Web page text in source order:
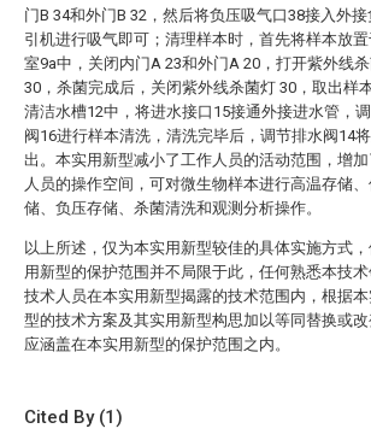
门B 34和外门B 32，然后将负压吸气口38接入外接
引机进行吸气即可；清理样本时，首先将样本放
室9a中，关闭内门A 23和外门A 20，打开紫外线
30，杀菌完成后，关闭紫外线杀菌灯 30，取出样
清洁水槽12中，将进水接口15接通外接进水管，
阀16进行样本清洗，清洗完毕后，调节排水阀14
出。本实用新型减小了工作人员的活动范围，增
人员的操作空间，可对微生物样本进行高温存储
储、负压存储、杀菌清洗和观测分析操作。
以上所述，仅为本实用新型较佳的具体实施方式
用新型的保护范围并不局限于此，任何熟悉本技
技术人员在本实用新型揭露的技术范围内，根据
型的技术方案及其实用新型构思加以等同替换或
应涵盖在本实用新型的保护范围之内。
Cited By (1)